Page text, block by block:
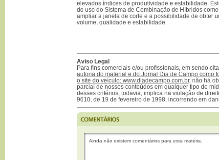
elevados índices de produtividade e estabilidade.
do uso do Sistema de Combinação de Híbridos
ampliar a janela de corte e a possibilidade de obter
volume, qualidade e estabilidade.
Aviso Legal
Para fins comerciais e/ou profissionais, em sendo
autoria do material e do Jornal Dia de Campo como
o site do veículo: www.diadecampo.com.br, não há
parcial de nossos conteúdos em qualquer tipo de
desses critérios, todavia, implica na violação de
9610, de 19 de fevereiro de 1998, incorrendo em
Ainda não existem comentários para esta matéria.